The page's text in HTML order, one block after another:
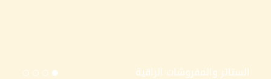
الستائر والمفروشات الراقية